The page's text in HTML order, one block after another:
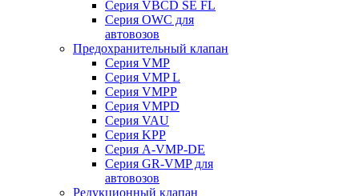
Серия VBCD SE FL
Серия OWC для
автовозов
Предохранительный клапан
Серия VMP
Серия VMP L
Серия VMPP
Серия VMPD
Серия VAU
Серия KPP
Серия A-VMP-DE
Серия GR-VMP для
автовозов
Редукционный клапан